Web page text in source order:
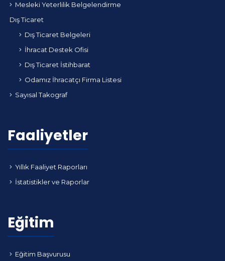
Mesleki Yeterlilik Belgelendirme
Dış Ticaret
Dış Ticaret Belgeleri
İhracat Destek Ofisi
Dış Ticaret İstihbarat
Odamız İhracatçı Firma Listesi
Sayısal Takograf
Faaliyetler
Yıllık Faaliyet Raporları
İstatistikler ve Raporlar
Eğitim
Eğitim Başvurusu